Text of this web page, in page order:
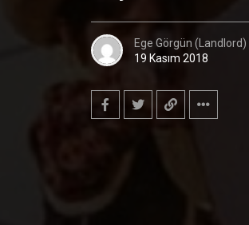
Ege Görgün (Landlord)
19 Kasım 2018